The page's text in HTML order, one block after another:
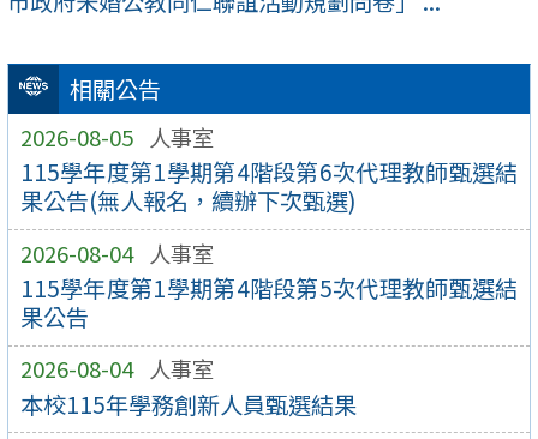
相關公告
2026-08-05 人事室
115學年度第1學期第4階段第6次代理教師甄選結
果公告(無人報名，續辦下次甄選)
2026-08-04 人事室
115學年度第1學期第4階段第5次代理教師甄選結
果公告
2026-08-04 人事室
本校115年學務創新人員甄選結果